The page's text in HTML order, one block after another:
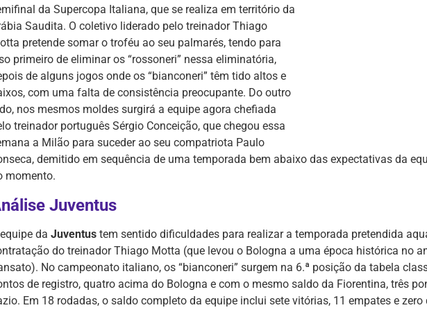
da Supercopa Italiana, que se realiza em território da
Saudita. O coletivo liderado pelo treinador Thiago
pretende somar o troféu ao seu palmarés, tendo para
primeiro de eliminar os “rossoneri” nessa eliminatória,
de alguns jogos onde os “bianconeri” têm tido altos e
com uma falta de consistência preocupante. Do outro
nos mesmos moldes surgirá a equipe agora chefiada
treinador português Sérgio Conceição, que chegou essa
a Milão para suceder ao seu compatriota Paulo
demitido em sequência de uma temporada bem abaixo das expectativas da
momento.
Juventus
da Juventus tem sentido dificuldades para realizar a temporada pretendida
do treinador Thiago Motta (que levou o Bologna a uma época histórica no
No campeonato italiano, os “bianconeri” surgem na 6.ª posição da tabela
de registro, quatro acima do Bologna e com o mesmo saldo da Fiorentina, três
Em 18 rodadas, o saldo completo da equipe inclui sete vitórias, 11 empates e zero